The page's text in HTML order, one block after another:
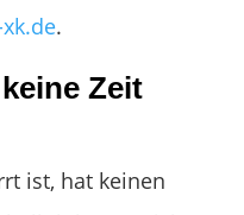
.
Zeit
ist, hat keinen